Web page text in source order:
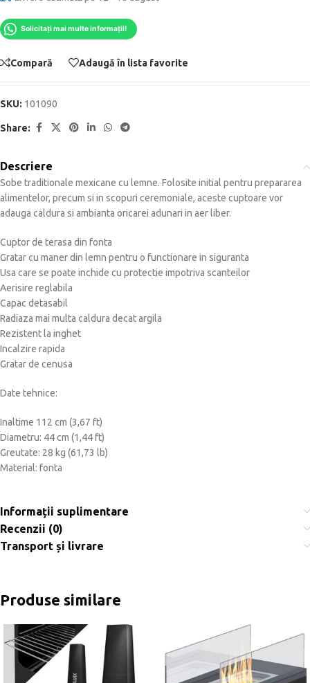
Solicitați mai multe informații!
Compară Adaugă în lista favorite
SKU: 101090
Share:
Descriere
Sobe traditionale mexicane cu lemne. Folosite initial pentru prepararea
alimentelor, precum si in scopuri ceremoniale, aceste cuptoare vor
adauga caldura si ambianta oricarei adunari in aer liber.
Cuptor de terasa din fonta
Gratar cu maner din lemn pentru o functionare in siguranta
Usa care se poate inchide cu protectie impotriva scanteilor
Aerisire reglabila
Capac detasabil
Radiaza mai multa caldura decat argila
Rezistent la inghet
Incalzire rapida
Gratar de cenusa
Date tehnice:
Inaltime 112 cm (3,67 ft)
Diametru: 44 cm (1,44 ft)
Greutate: 28 kg (61,73 lb)
Material: fonta
Informații suplimentare
Recenzii (0)
Transport și livrare
Produse similare